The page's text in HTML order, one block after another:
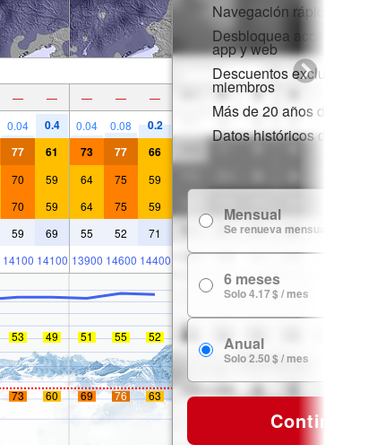
— — — — —
0.04 0.4 0.04 0.08 0.2
77 61 73 77 66
70 59 64 75 59
70 59 64 75 59
59 69 55 52 71
14100 14100 13900 14600 14400
53 49 51 55 52
73 60 69 76 63
Navegación rápida sin
Desbloquea acceso
app y web
Descuentos exclusivos
miembros
Más de 20 años de
Datos históricos de
Mensual
Se renueva mensualmente
6 meses
Solo 4.17 $ / mes
Anual
Solo 2.50 $ / mes
Continuar